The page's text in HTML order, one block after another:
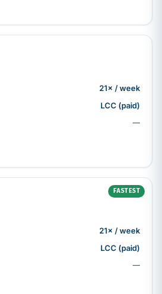
21× / week
LCC (paid)
—
FASTEST
21× / week
LCC (paid)
—